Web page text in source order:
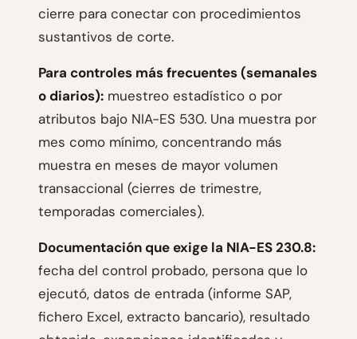
cierre para conectar con procedimientos
sustantivos de corte.
Para controles más frecuentes (semanales
o diarios): muestreo estadístico o por
atributos bajo NIA-ES 530. Una muestra por
mes como mínimo, concentrando más
muestra en meses de mayor volumen
transaccional (cierres de trimestre,
temporadas comerciales).
Documentación que exige la NIA-ES 230.8:
fecha del control probado, persona que lo
ejecutó, datos de entrada (informe SAP,
fichero Excel, extracto bancario), resultado